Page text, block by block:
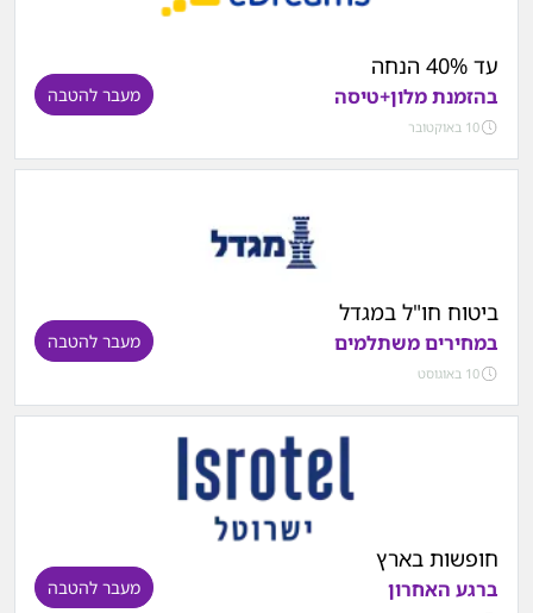
עד 40% הנחה
בהזמנת מלון+טיסה
10 באוקטובר
מעבר להטבה
ביטוח חו"ל במגדל
במחירים משתלמים
10 באוגוסט
מעבר להטבה
חופשות בארץ
ברגע האחרון מעבר להטבה